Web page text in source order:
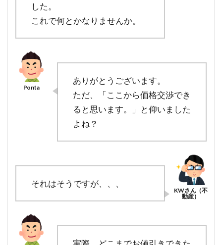
した。
これで何とかなりませんか。
ありがとうございます。
ただ、「ここから価格交渉でき
ると思います。」と仰いました
よね？
それはそうですが、、、